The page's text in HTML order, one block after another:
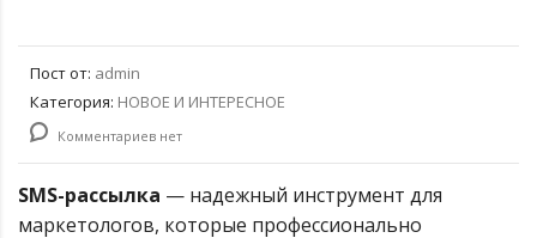
Пост от: admin
Категория: НОВОЕ И ИНТЕРЕСНОЕ
Комментариев нет
SMS-рассылка — надежный инструмент для
маркетологов, которые профессионально